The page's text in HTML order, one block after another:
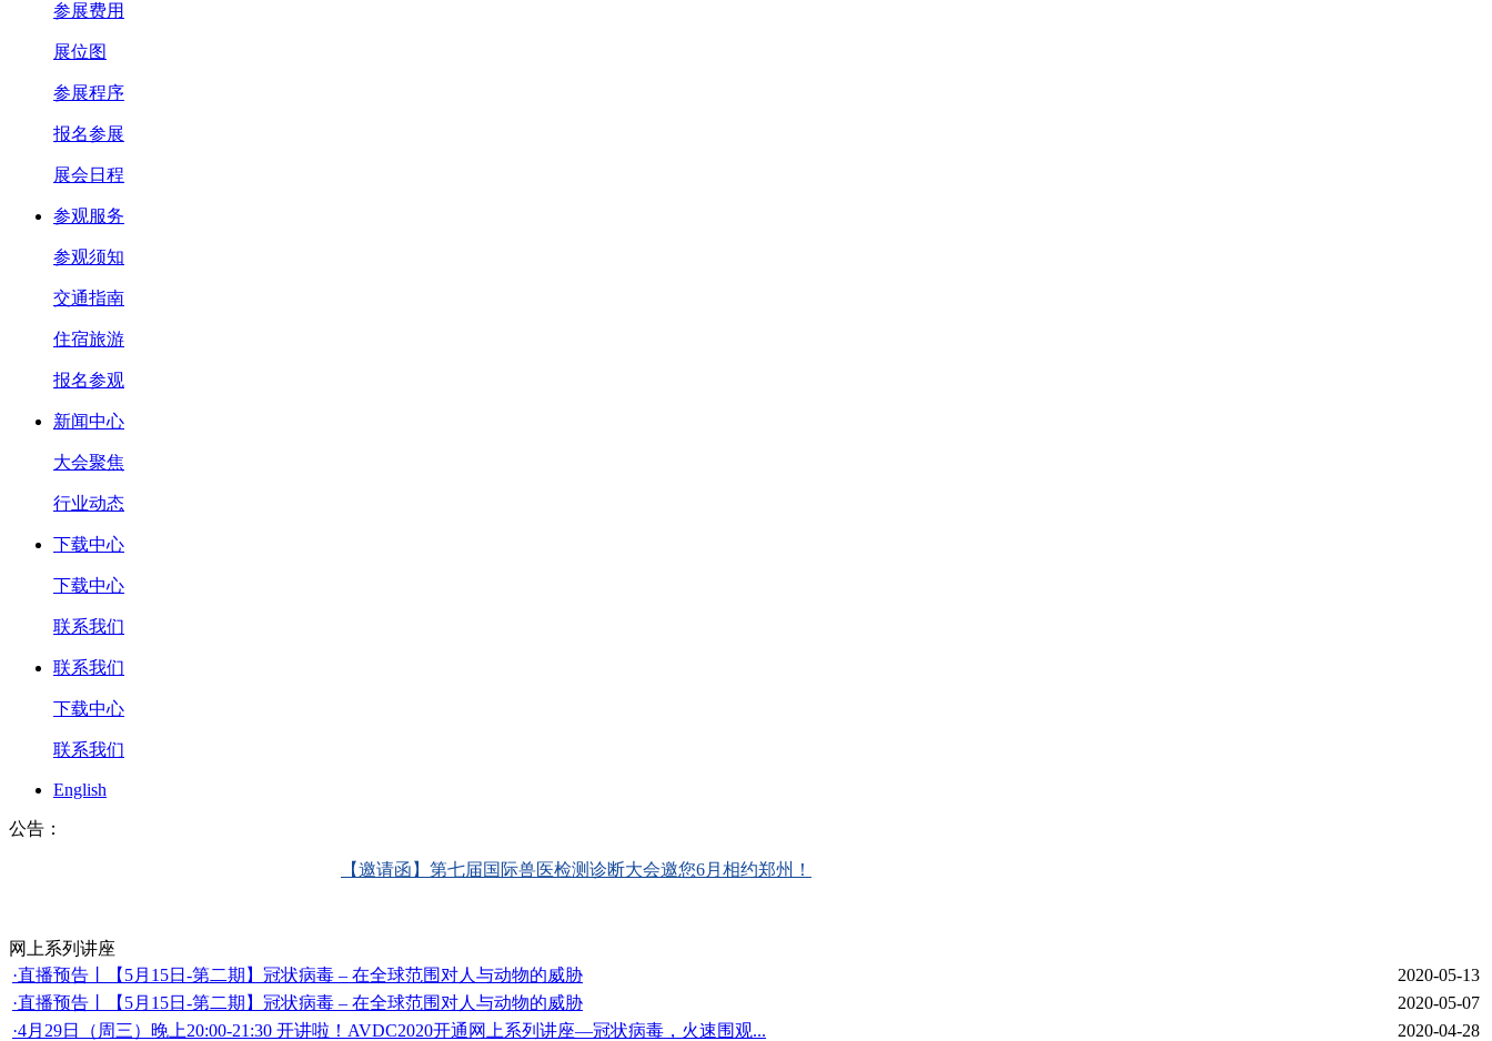
参展费用
展位图
参展程序
报名参展
展会日程
参观服务
参观须知
交通指南
住宿旅游
报名参观
新闻中心
大会聚焦
行业动态
下载中心
下载中心
联系我们
联系我们
下载中心
联系我们
English
公告：
【邀请函】第七届国际兽医检测诊断大会邀您6月相约郑州！
网上系列讲座
·直播预告丨【5月15日-第二期】冠状病毒 – 在全球范围对人与动物的威胁
2020-05-13
·直播预告丨【5月15日-第二期】冠状病毒 – 在全球范围对人与动物的威胁
2020-05-07
·4月29日（周三）晚上20:00-21:30 开讲啦！AVDC2020开通网上系列讲座—冠状病毒，火速围观...
2020-04-28